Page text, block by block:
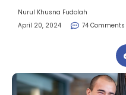
Nurul Khusna Fudolah
April 20, 2024
74 Comments